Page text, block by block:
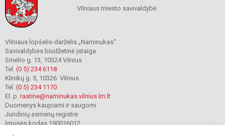
Vilniaus miesto savivaldybė
Vilniaus lopšelis-darželis „Naminukas“
Savivaldybės biudžetinė įstaiga
Smėlio g. 13, 10324 Vilnius
Tel. (0 5) 234 6118
Klinikų g. 5, 10326 Vilnius
Tel. (0 5) 234 1170
El. p. rastine@naminukas.vilnius.lm.lt
Duomenys kaupiami ir saugomi
Juridinių asmenų registre
Įmonės kodas 190016012